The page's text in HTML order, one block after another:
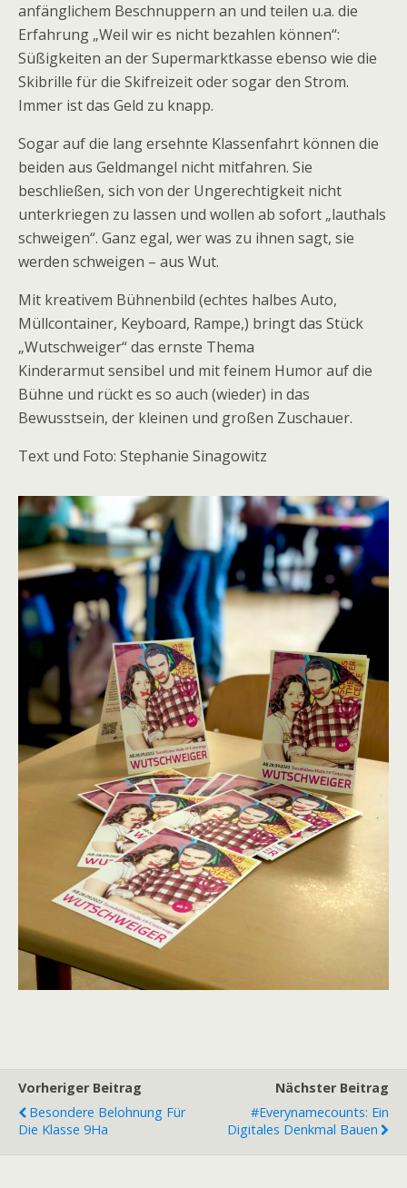
anfänglichem Beschnuppern an und teilen u.a. die
Erfahrung „Weil wir es nicht bezahlen können“:
Süßigkeiten an der Supermarktkasse ebenso wie die
Skibrille für die Skifreizeit oder sogar den Strom.
Immer ist das Geld zu knapp.
Sogar auf die lang ersehnte Klassenfahrt können die
beiden aus Geldmangel nicht mitfahren. Sie
beschließen, sich von der Ungerechtigkeit nicht
unterkriegen zu lassen und wollen ab sofort „lauthals
schweigen“. Ganz egal, wer was zu ihnen sagt, sie
werden schweigen – aus Wut.
Mit kreativem Bühnenbild (echtes halbes Auto,
Müllcontainer, Keyboard, Rampe,) bringt das Stück
„Wutschweiger“ das ernste Thema
Kinderarmut sensibel und mit feinem Humor auf die
Bühne und rückt es so auch (wieder) in das
Bewusstsein, der kleinen und großen Zuschauer.
Text und Foto: Stephanie Sinagowitz
Vorheriger Beitrag
Besondere Belohnung Für
Die Klasse 9Ha
Nächster Beitrag
#everynamecounts: Ein
Digitales Denkmal Bauen